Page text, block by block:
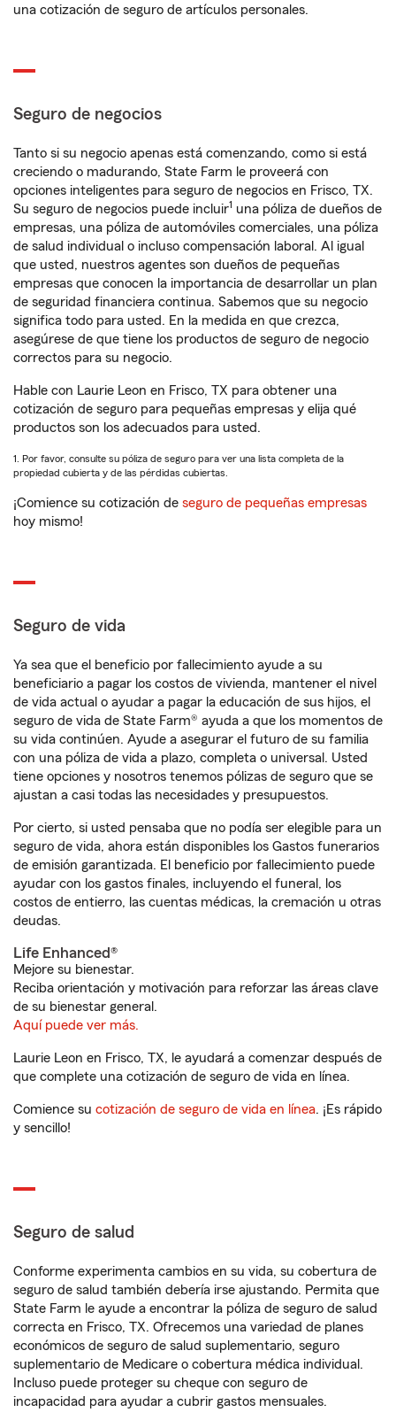
una cotización de seguro de artículos personales.
Seguro de negocios
Tanto si su negocio apenas está comenzando, como si está
creciendo o madurando, State Farm le proveerá con
opciones inteligentes para seguro de negocios en Frisco, TX.
Su seguro de negocios puede incluir1 una póliza de dueños de
empresas, una póliza de automóviles comerciales, una póliza
de salud individual o incluso compensación laboral. Al igual
que usted, nuestros agentes son dueños de pequeñas
empresas que conocen la importancia de desarrollar un plan
de seguridad financiera continua. Sabemos que su negocio
significa todo para usted. En la medida en que crezca,
asegúrese de que tiene los productos de seguro de negocio
correctos para su negocio.
Hable con Laurie Leon en Frisco, TX para obtener una
cotización de seguro para pequeñas empresas y elija qué
productos son los adecuados para usted.
1. Por favor, consulte su póliza de seguro para ver una lista completa de la
propiedad cubierta y de las pérdidas cubiertas.
¡Comience su cotización de seguro de pequeñas empresas
hoy mismo!
Seguro de vida
Ya sea que el beneficio por fallecimiento ayude a su
beneficiario a pagar los costos de vivienda, mantener el nivel
de vida actual o ayudar a pagar la educación de sus hijos, el
seguro de vida de State Farm® ayuda a que los momentos de
su vida continúen. Ayude a asegurar el futuro de su familia
con una póliza de vida a plazo, completa o universal. Usted
tiene opciones y nosotros tenemos pólizas de seguro que se
ajustan a casi todas las necesidades y presupuestos.
Por cierto, si usted pensaba que no podía ser elegible para un
seguro de vida, ahora están disponibles los Gastos funerarios
de emisión garantizada. El beneficio por fallecimiento puede
ayudar con los gastos finales, incluyendo el funeral, los
costos de entierro, las cuentas médicas, la cremación u otras
deudas.
Life Enhanced®
Mejore su bienestar.
Reciba orientación y motivación para reforzar las áreas clave
de su bienestar general.
Aquí puede ver más.
Laurie Leon en Frisco, TX, le ayudará a comenzar después de
que complete una cotización de seguro de vida en línea.
Comience su cotización de seguro de vida en línea. ¡Es rápido
y sencillo!
Seguro de salud
Conforme experimenta cambios en su vida, su cobertura de
seguro de salud también debería irse ajustando. Permita que
State Farm le ayude a encontrar la póliza de seguro de salud
correcta en Frisco, TX. Ofrecemos una variedad de planes
económicos de seguro de salud suplementario, seguro
suplementario de Medicare o cobertura médica individual.
Incluso puede proteger su cheque con seguro de
incapacidad para ayudar a cubrir gastos mensuales.